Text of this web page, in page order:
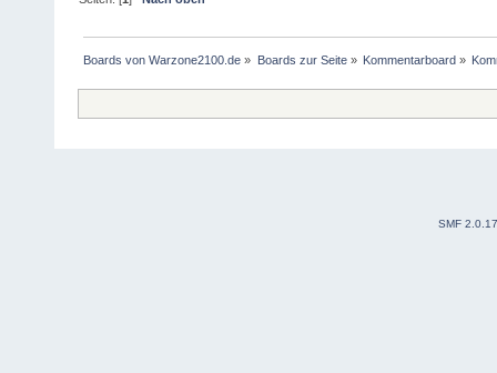
Boards von Warzone2100.de » Boards zur Seite» Kommentarboard»
SMF 2.0.17